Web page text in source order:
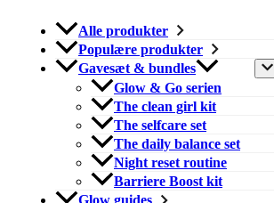
Alle produkter
Populære produkter
Gavesæt & bundles
Glow & Go serien
The clean girl kit
The selfcare set
The daily balance set
Night reset routine
Barriere Boost kit
Glow guides